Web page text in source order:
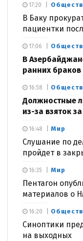
В Баку
пациентки
17:20
В
ранних браков
17:06
Должностные
из-за взяток
16:58
Мир
Слушание по
пройдет в
16:48
Мир
Пентагон
материалов о
16:35
Синоптики
на выходных
16:20